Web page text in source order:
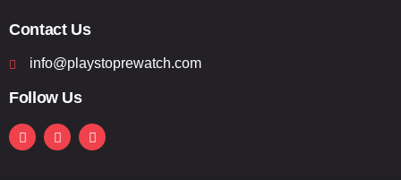
Contact Us
info@playstoprewatch.com
Follow Us